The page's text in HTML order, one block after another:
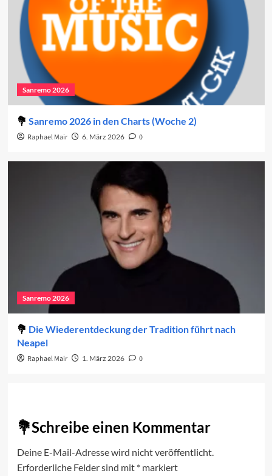
Sanremo 2026
Sanremo 2026 in den Charts (Woche 2)
Raphael Mair 6. März 2026 0
Sanremo 2026
Die Wiederentdeckung der Tradition führt nach
Neapel
Raphael Mair 1. März 2026 0
Schreibe einen Kommentar
Deine E-Mail-Adresse wird nicht veröffentlicht.
Erforderliche Felder sind mit *markiert